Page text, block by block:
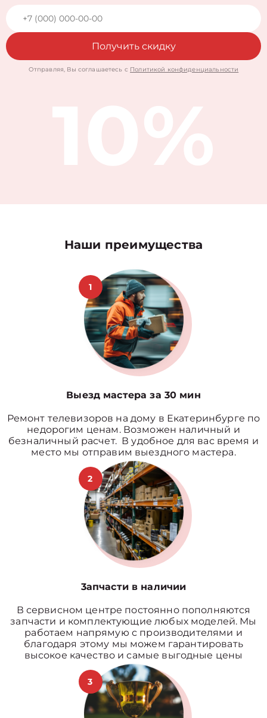
Получить скидку
Отправляя, Вы соглашаетесь с Политикой конфиденциальности
Наши преимущества
1
Выезд мастера за 30 мин
Ремонт телевизоров на дому в Екатеринбурге по
недорогим ценам. Возможен наличный и
безналичный расчет. В удобное для вас время и
место мы отправим выездного мастера.
2
3апчасти в наличии
В сервисном центре постоянно пополняются
запчасти и комплектующие любых моделей. Мы
работаем напрямую с производителями и
благодаря этому мы можем гарантировать
высокое качество и самые выгодные цены
3